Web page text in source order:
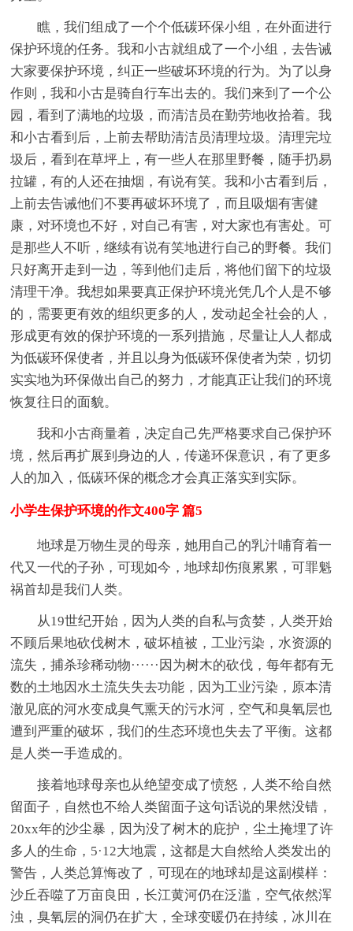
瞧，我们组成了一个个低碳环保小组，在外面进行
保护环境的任务。我和小古就组成了一个小组，去告诫
大家要保护环境，纠正一些破坏环境的行为。为了以身
作则，我和小古是骑自行车出去的。我们来到了一个公
园，看到了满地的垃圾，而清洁员在勤劳地收拾着。我
和小古看到后，上前去帮助清洁员清理垃圾。清理完垃
圾后，看到在草坪上，有一些人在那里野餐，随手扔易
拉罐，有的人还在抽烟，有说有笑。我和小古看到后，
上前去告诫他们不要再破坏环境了，而且吸烟有害健
康，对环境也不好，对自己有害，对大家也有害处。可
是那些人不听，继续有说有笑地进行自己的野餐。我们
只好离开走到一边，等到他们走后，将他们留下的垃圾
清理干净。我想如果要真正保护环境光凭几个人是不够
的，需要更有效的组织更多的人，发动起全社会的人，
形成更有效的保护环境的一系列措施，尽量让人人都成
为低碳环保使者，并且以身为低碳环保使者为荣，切切
实实地为环保做出自己的努力，才能真正让我们的环境
恢复往日的面貌。
我和小古商量着，决定自己先严格要求自己保护环
境，然后再扩展到身边的人，传递环保意识，有了更多
人的加入，低碳环保的概念才会真正落实到实际。
小学生保护环境的作文400字 篇5
地球是万物生灵的母亲，她用自己的乳汁哺育着一
代又一代的子孙，可现如今，地球却伤痕累累，可罪魁
祸首却是我们人类。
从19世纪开始，因为人类的自私与贪婪，人类开始
不顾后果地砍伐树木，破坏植被，工业污染，水资源的
流失，捕杀珍稀动物······因为树木的砍伐，每年都有无
数的土地因水土流失失去功能，因为工业污染，原本清
澈见底的河水变成臭气熏天的污水河，空气和臭氧层也
遭到严重的破坏，我们的生态环境也失去了平衡。这都
是人类一手造成的。
接着地球母亲也从绝望变成了愤怒，人类不给自然
留面子，自然也不给人类留面子这句话说的果然没错，
20xx年的沙尘暴，因为没了树木的庇护，尘土掩埋了许
多人的生命，5·12大地震，这都是大自然给人类发出的
警告，人类总算悔改了，可现在的地球却是这副模样：
沙丘吞噬了万亩良田，长江黄河仍在泛滥，空气依然浑
浊，臭氧层的洞仍在扩大，全球变暖仍在持续，冰川在